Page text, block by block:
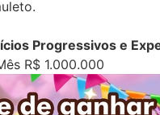
.
Progressivos e
R$ 1.000.000